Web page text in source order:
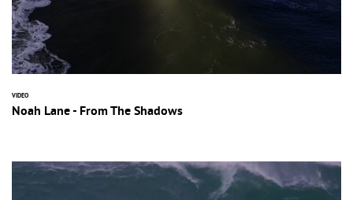
VIDEO
Noah Lane - From The Shadows